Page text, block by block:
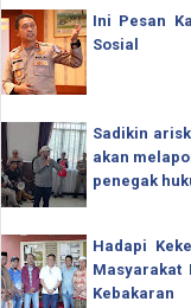
Ini Pesan
Sosial
Sadikin
akan
penegak
Hadapi
Masyarakat
Kebakaran